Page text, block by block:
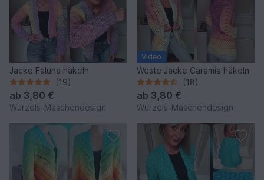
Jacke Faluna häkeln
(19)
ab 3,80 €
Wurzels-Maschendesign
Video
Weste Jacke Caramia häkeln
(18)
ab 3,80 €
Wurzels-Maschendesign